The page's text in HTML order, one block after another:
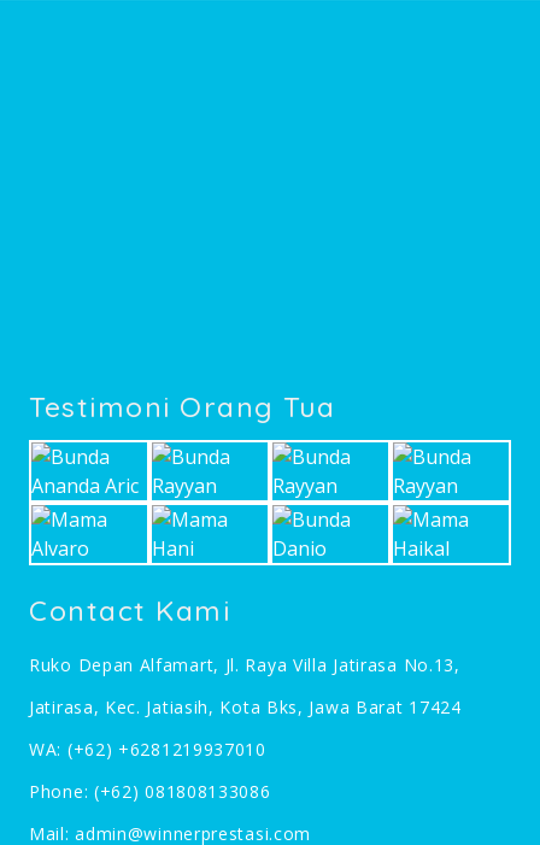
Testimoni Orang Tua
Contact Kami
Ruko Depan Alfamart, Jl. Raya Villa Jatirasa No.13,
Jatirasa, Kec. Jatiasih, Kota Bks, Jawa Barat 17424
WA: (+62) +6281219937010
Phone: (+62) 081808133086
Mail:admin@winnerprestasi.com